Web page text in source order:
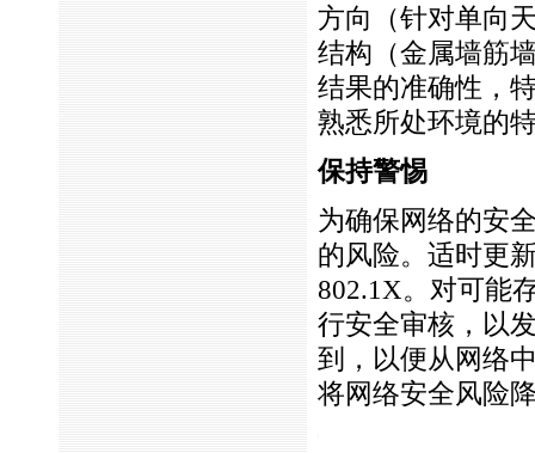
方向（针对单向
结构（金属墙筋
结果的准确性，
熟悉所处环境的
保持警惕
为确保网络的安
的风险。适时更
802.1X。对可能
行安全审核，以
到，以便从网络
将网络安全风险